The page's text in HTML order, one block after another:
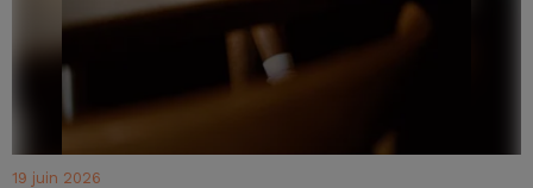
19 juin 2026